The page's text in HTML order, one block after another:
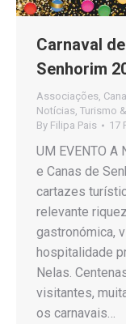
Carnaval
Senhorim
Associações
Notícias Turismo
By Filipa Pais 17
UM EVENTO A
e Canas de
cartazes
relevante
gastronómica,
hospitalidade
Nelas.
visitantes,
os carnavais…